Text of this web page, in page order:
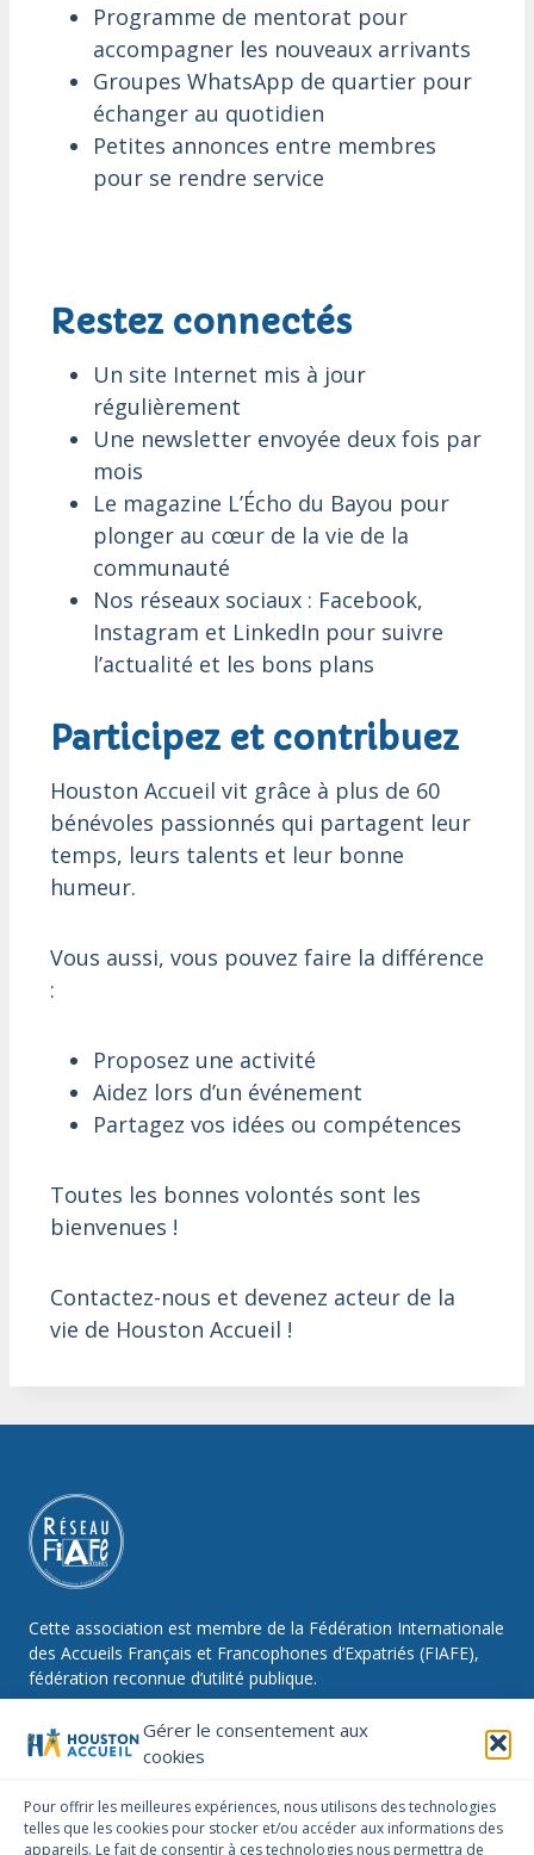
Gérer le consentement aux
cookies
Pour offrir les meilleures expériences, nous utilisons des technologies
telles que les cookies pour stocker et/ou accéder aux informations des
appareils. Le fait de consentir à ces technologies nous permettra de
Programme de mentorat pour
accompagner les nouveaux arrivants
Groupes WhatsApp de quartier pour
échanger au quotidien
Petites annonces entre membres
pour se rendre service
Restez connectés
Un site Internet mis à jour
régulièrement
Une newsletter envoyée deux fois par
mois
Le magazine L’Écho du Bayou pour
plonger au cœur de la vie de la
communauté
Nos réseaux sociaux : Facebook,
Instagram et LinkedIn pour suivre
l’actualité et les bons plans
Participez et contribuez
Houston Accueil vit grâce à plus de 60
bénévoles passionnés qui partagent leur
temps, leurs talents et leur bonne
humeur.
Vous aussi, vous pouvez faire la différence
:
Proposez une activité
Aidez lors d’un événement
Partagez vos idées ou compétences
Toutes les bonnes volontés sont les
bienvenues !
Contactez-nous et devenez acteur de la
vie de Houston Accueil !
Cette association est membre de la Fédération Internationale
des Accueils Français et Francophones d’Expatriés (FIAFE),
fédération reconnue d’utilité publique.
NOUS SUIVRE
Facebook Instagram Linkedin